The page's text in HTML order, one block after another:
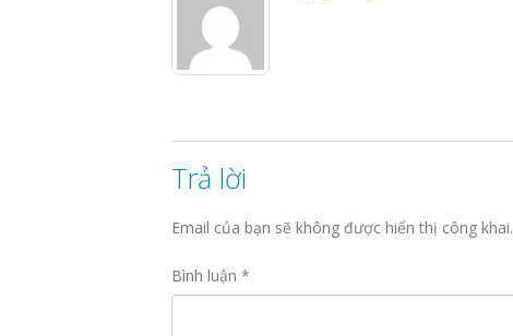
Trả lời
Email của bạn sẽ không được hiển thị công khai.
Bình luận *